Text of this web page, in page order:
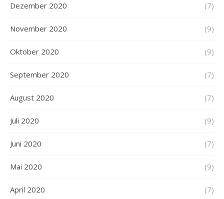
Dezember 2020 (7)
November 2020 (9)
Oktober 2020 (9)
September 2020 (7)
August 2020 (7)
Juli 2020 (9)
Juni 2020 (7)
Mai 2020 (9)
April 2020 (7)